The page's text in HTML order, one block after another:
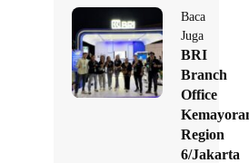
Baca
Juga
BRI
Branch
Office
Region
6/Jakarta